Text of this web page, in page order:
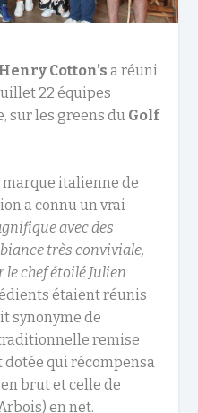
Henry Cotton’s a réuni
22 équipes
sur les greens du Golf
italienne de
a connu un vrai
avec des
très conviviale,
le chef étoilé Julien
étaient réunis
synonyme de
remise
qui récompensa
brut et celle de
en net.